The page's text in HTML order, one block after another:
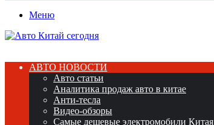
Меню
АВТО НОВОСТИ
Авто статьи
Аналитика продаж авто в китае
Анти-тесла
Видео-обзоры
Самые дешевые электромобили Китая